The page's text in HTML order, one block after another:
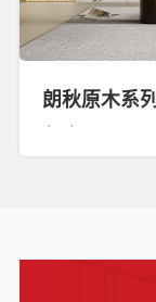
朗秋原木系列
· ·